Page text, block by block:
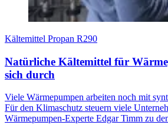
Kältemittel Propan R290
Natürliche Kältemittel für
sich durch
Viele Wärmepumpen arbeiten noch mit
Für den Klimaschutz steuern viele
Wärmepumpen-Experte Edgar Timm zu